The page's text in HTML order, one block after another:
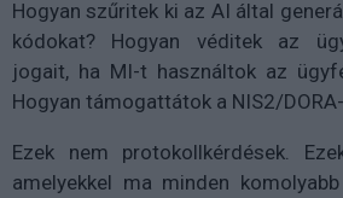
Hogyan szűritek ki az AI által
kódokat? Hogyan véditek az
jogait, ha MI-t használtok az
Hogyan támogattátok a NIS2/
Ezek nem protokollkérdések.
amelyekkel ma minden